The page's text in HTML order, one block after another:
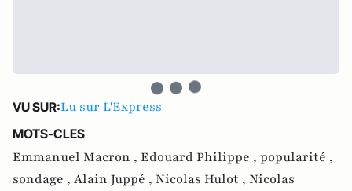
VU SUR:Lu sur L'Express
MOTS-CLES
Emmanuel Macron , Edouard Philippe , popularité ,
sondage , Alain Juppé , Nicolas Hulot , Nicolas